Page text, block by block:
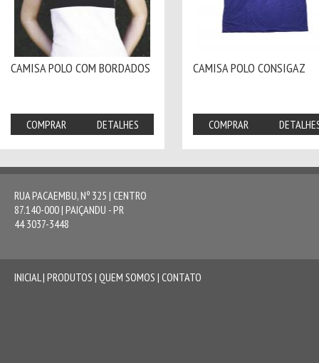
CAMISA POLO COM BORDADOS
COMPRAR DETALHES
CAMISA POLO CONSIGAZ
COMPRAR
RUA PACAEMBU, Nº 325 | CENTRO
87.140-000 | PAIÇANDU - PR
44 3037-3448
INICIAL| PRODUTOS | QUEM SOMOS | CONTATO